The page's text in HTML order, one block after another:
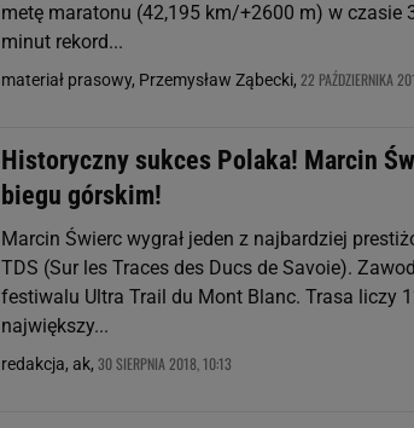
metę maratonu (42,195 km/+2600 m) w czasie
minut rekord...
materiał prasowy, Przemysław Ząbecki, 22 PAŹDZIERNIKA
Historyczny sukces Polaka! Marcin
biegu górskim!
Marcin Świerc wygrał jeden z najbardziej
TDS (Sur les Traces des Ducs de Savoie).
festiwalu Ultra Trail du Mont Blanc. Trasa liczy
największy...
redakcja, ak, 30 SIERPNIA 2018, 10:13